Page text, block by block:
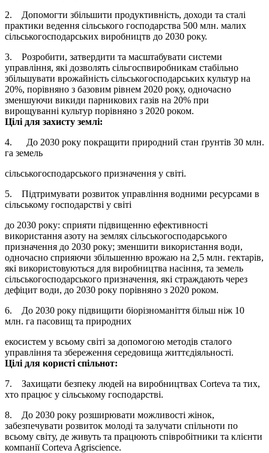
2. Допомогти збільшити продуктивність, доходи та сталі
практики ведення сільського господарства 500 млн. малих
сільськогосподарських виробництв до 2030 року.
3. Розробити, затвердити та масштабувати системи
управління, які дозволять сільгоспвиробникам стабільно
збільшувати врожайність сільськогосподарських культур на
20%, порівняно з базовим рівнем 2020 року, одночасно
зменшуючи викиди парникових газів на 20% при
вирощуванні культур порівняно з 2020 роком.
Цілі для захисту землі:
4. До 2030 року покращити природний стан ґрунтів 30 млн.
га земель
сільськогосподарського призначення у світі.
5. Підтримувати розвиток управління водними ресурсами в
сільському господарстві у світі
до 2030 року: сприяти підвищенню ефективності
використання азоту на землях сільськогосподарського
призначення до 2030 року; зменшити використання води,
одночасно сприяючи збільшенню врожаю на 2,5 млн. гектарів,
які використовуються для виробництва насіння, та земель
сільськогосподарського призначення, які страждають через
дефіцит води, до 2030 року порівняно з 2020 роком.
6. До 2030 року підвищити біорізноманіття більш ніж 10
млн. га пасовищ та природних
екосистем у всьому світі за допомогою методів сталого
управління та збереження середовища життєдіяльності.
Цілі для користі спільнот:
7. Захищати безпеку людей на виробництвах Corteva та тих,
хто працює у сільському господарстві.
8. До 2030 року розширювати можливості жінок,
забезпечувати розвиток молоді та залучати спільноти по
всьому світу, де живуть та працюють співробітники та клієнти
компанії Corteva Agriscience.